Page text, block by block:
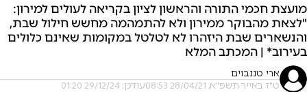
מועצת חכמי התורה והראשון לציון בקריאה לעולים למירון:
"לצאת מהבוקר ממירון ולא להתמהמה מחשש חילול שבת,
והנשארים שבת היזהרו לא לטלטל במקומות שאינם כלולים
בעירוב* | המכתב המלא
ארי טננבוים
ט"ז באייר תשפ"א, 28/04/21 08:53 עודכן: 29/12/24 01:20